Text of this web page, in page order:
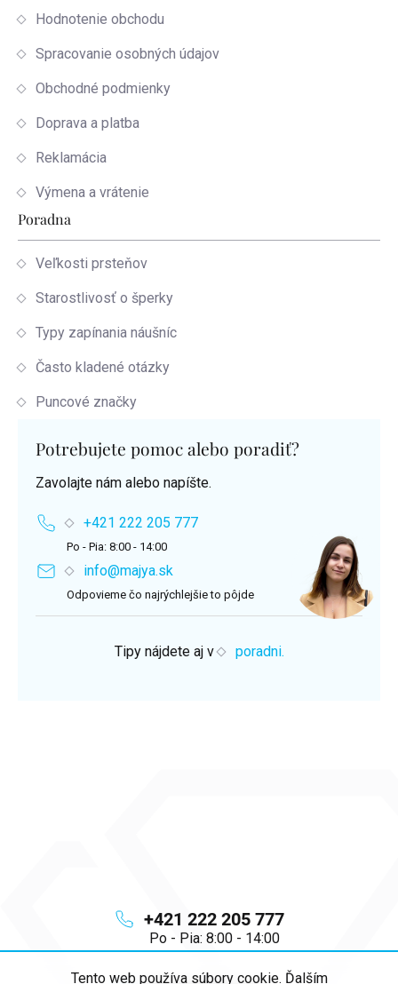
Tento web používa súbory cookie. Ďalším
+421 222 205 777
Po - Pia: 8:00 - 14:00
Hodnotenie obchodu
Spracovanie osobných údajov
Obchodné podmienky
Doprava a platba
Reklamácia
Výmena a vrátenie
Poradna
Veľkosti prsteňov
Starostlivosť o šperky
Typy zapínania náušníc
Často kladené otázky
Puncové značky
Potrebujete pomoc alebo poradiť?
Zavolajte nám alebo napíšte.
+421 222 205 777
Po - Pia: 8:00 - 14:00
info@majya.sk
Odpovieme čo najrýchlejšie to pôjde
Tipy nájdete aj v poradni.